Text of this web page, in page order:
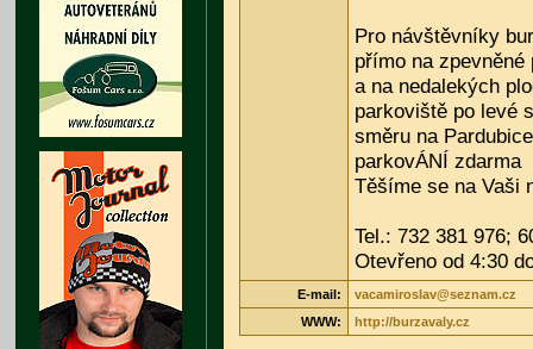
Pro návštěvníky
přímo na
a na nedalekých
parkoviště po levé
směru na
parkovÁNÍ zdarma
Těšíme se na Vaši
Tel.: 732 381 976;
Otevřeno od 4:30
E-mail:
vacamiroslav@seznam.cz
WWW:
http://burzavaly.cz